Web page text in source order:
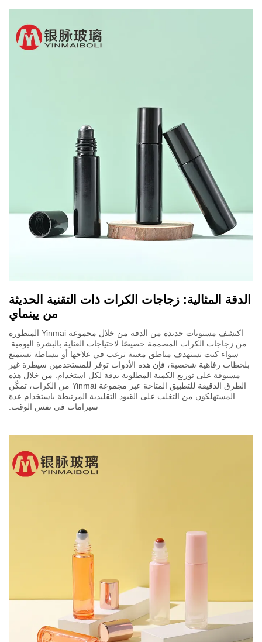
الدقة المثالية: زجاجات الكرات ذات التقنية الحديثة
من يينماي
اكتشف مستويات جديدة من الدقة من خلال مجموعة Yinmai المتطورة
من زجاجات الكرات المصممة خصيصًا لاحتياجات العناية بالبشرة اليومية.
سواء كنت تستهدف مناطق معينة ترغب في علاجها أو ببساطة تستمتع
بلحظات رفاهية شخصية، فإن هذه الأدوات توفر للمستخدمين سيطرة غير
مسبوقة على توزيع الكمية المطلوبة بدقة لكل استخدام. من خلال هذه
الطرق الدقيقة للتطبيق المتاحة عبر مجموعة Yinmai من الكرات، تمكّن
المستهلكون من التغلب على القيود التقليدية المرتبطة باستخدام عدة
سيرامات في نفس الوقت.